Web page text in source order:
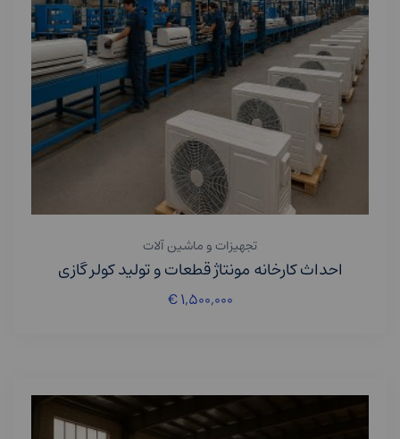
تجهیزات و ماشین آلات
احداث کارخانه مونتاژ قطعات و تولید کولر گازی
€۱,۵۰۰,۰۰۰